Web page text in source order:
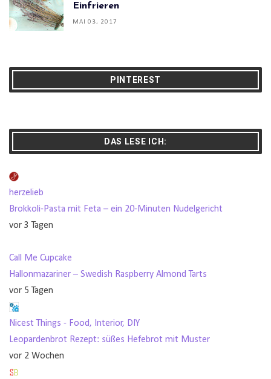
Einfrieren
MAI 03, 2017
PINTEREST
DAS LESE ICH:
herzelieb
Brokkoli-Pasta mit Feta – ein 20-Minuten Nudelgericht
vor 3 Tagen
Call Me Cupcake
Hallonmazariner – Swedish Raspberry Almond Tarts
vor 5 Tagen
Nicest Things - Food, Interior, DIY
Leopardenbrot Rezept: süßes Hefebrot mit Muster
vor 2 Wochen